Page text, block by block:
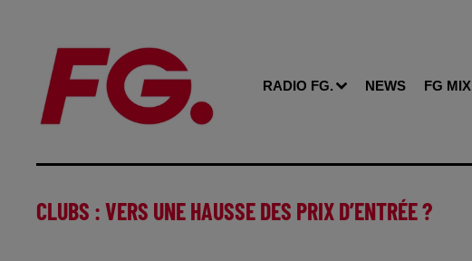
RADIO FG. NEWS FG MIX
CLUBS : VERS UNE HAUSSE DES PRIX D’ENTRÉE ?